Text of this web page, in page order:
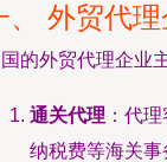
、 外贸代
的外贸代理企业
通关代理 ：代
纳税费等海关事